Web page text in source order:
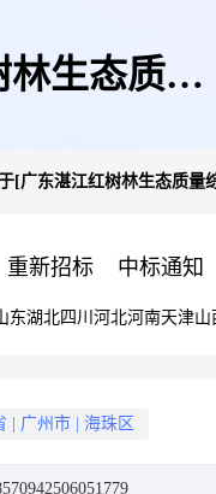
生态质量
[广东湛江红树林生态质量
重新招标 中标通知
东湖北四川 河北河南天津山
广州市 海珠区